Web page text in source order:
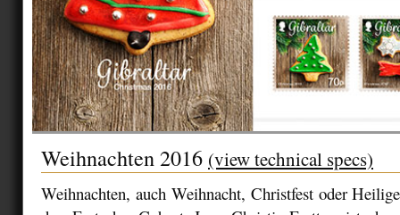
Weihnachten 2016 (view technical specs)
Weihnachten, auch Weihnacht, Christfest oder